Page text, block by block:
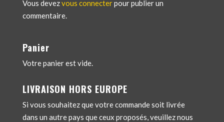
Vous devezvous connecterpour publier un
commentaire.
Panier
Votre panier est vide.
LIVRAISON HORS EUROPE
Si vous souhaitez que votre commande soit livrée
dans un autre pays que ceux proposés, veuillez nous